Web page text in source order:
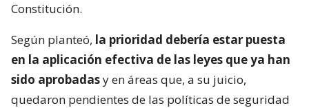
Constitución.
Según planteó, la prioridad debería estar puesta
en la aplicación efectiva de las leyes que ya han
sido aprobadasy en áreas que, a su juicio,
quedaron pendientes de las políticas de seguridad